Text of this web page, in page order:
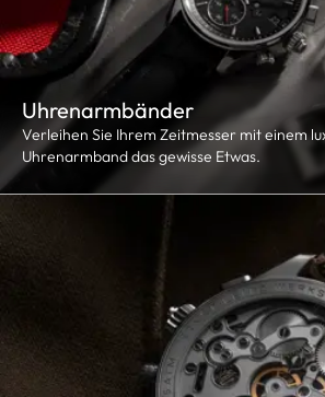
Uhrenarmbänder
Verleihen Sie Ihrem Zeitmesser mit einem
Uhrenarmband das gewisse Etwas.